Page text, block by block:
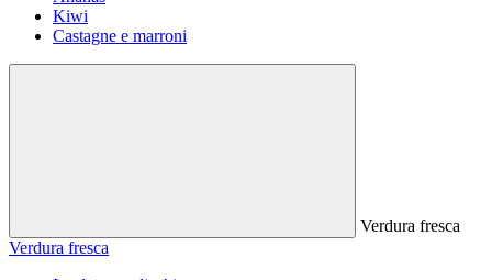
Kiwi
Castagne e marroni
Verdura fresca
Verdura fresca